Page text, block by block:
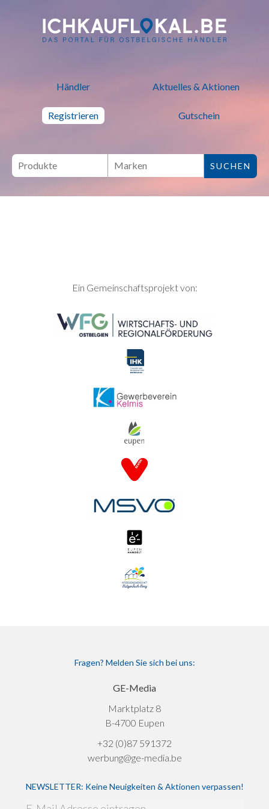
ich kauf lokal - Bei lokalen
Händler Aktuelles & Aktionen
Registrieren Gutschein
SEITENFUSSEin Gemeinschaftsprojekt von:
Fragen? Melden Sie sich bei uns:
GE-Media
Marktplatz 8
B-4700 Eupen
+32 (0)87 591372
werbung@ge-media.be
NEWSLETTER: Keine Neuigkeiten & Aktionen verpassen!